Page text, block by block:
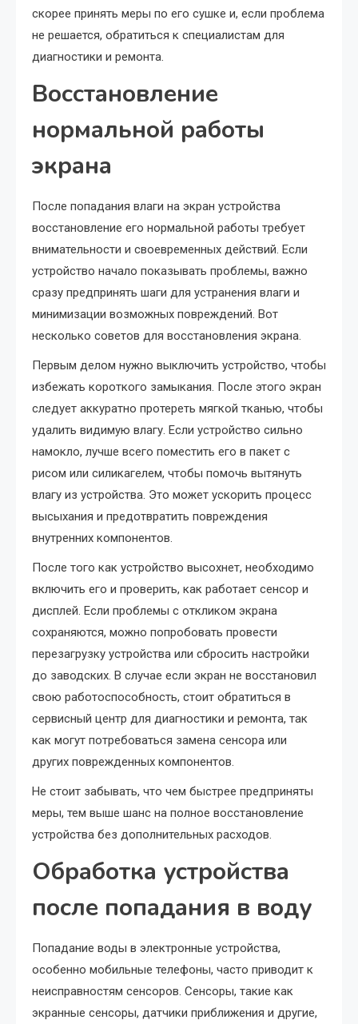
скорее принять меры по его сушке и, если проблема
не решается, обратиться к специалистам для
диагностики и ремонта.
Восстановление
нормальной работы
экрана
После попадания влаги на экран устройства
восстановление его нормальной работы требует
внимательности и своевременных действий. Если
устройство начало показывать проблемы, важно
сразу предпринять шаги для устранения влаги и
минимизации возможных повреждений. Вот
несколько советов для восстановления экрана.
Первым делом нужно выключить устройство, чтобы
избежать короткого замыкания. После этого экран
следует аккуратно протереть мягкой тканью, чтобы
удалить видимую влагу. Если устройство сильно
намокло, лучше всего поместить его в пакет с
рисом или силикагелем, чтобы помочь вытянуть
влагу из устройства. Это может ускорить процесс
высыхания и предотвратить повреждения
внутренних компонентов.
После того как устройство высохнет, необходимо
включить его и проверить, как работает сенсор и
дисплей. Если проблемы с откликом экрана
сохраняются, можно попробовать провести
перезагрузку устройства или сбросить настройки
до заводских. В случае если экран не восстановил
свою работоспособность, стоит обратиться в
сервисный центр для диагностики и ремонта, так
как могут потребоваться замена сенсора или
других поврежденных компонентов.
Не стоит забывать, что чем быстрее предприняты
меры, тем выше шанс на полное восстановление
устройства без дополнительных расходов.
Обработка устройства
после попадания в воду
Попадание воды в электронные устройства,
особенно мобильные телефоны, часто приводит к
неисправностям сенсоров. Сенсоры, такие как
экранные сенсоры, датчики приближения и другие,